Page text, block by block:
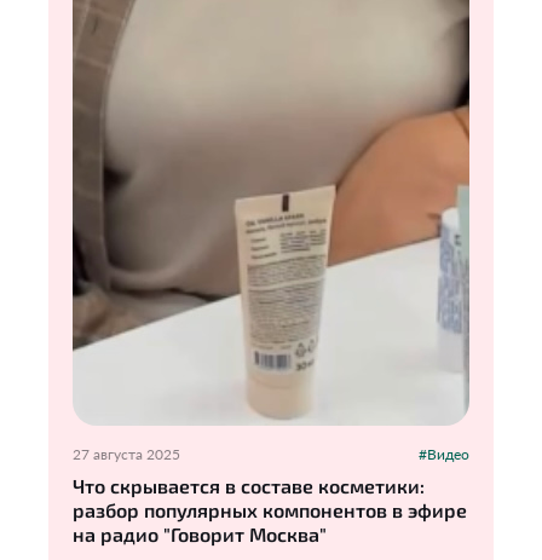
27 августа 2025 #Видео
Что скрывается в составе косметики:
разбор популярных компонентов в эфире
на радио "Говорит Москва"